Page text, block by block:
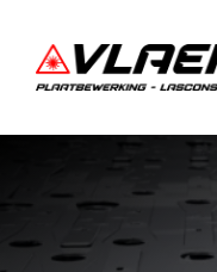
naar
inhoud
Plaatbewerking